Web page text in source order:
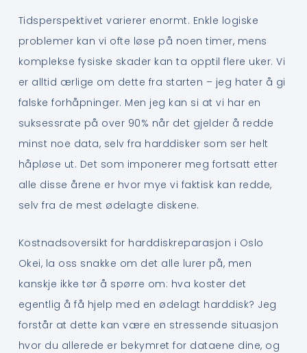
Tidsperspektivet varierer enormt. Enkle logiske
problemer kan vi ofte løse på noen timer, mens
komplekse fysiske skader kan ta opptil flere uker. Vi
er alltid ærlige om dette fra starten – jeg hater å gi
falske forhåpninger. Men jeg kan si at vi har en
suksessrate på over 90% når det gjelder å redde
minst noe data, selv fra harddisker som ser helt
håpløse ut. Det som imponerer meg fortsatt etter
alle disse årene er hvor mye vi faktisk kan redde,
selv fra de mest ødelagte diskene.
Kostnadsoversikt for harddiskreparasjon i Oslo
Okei, la oss snakke om det alle lurer på, men
kanskje ikke tør å spørre om: hva koster det
egentlig å få hjelp med en ødelagt harddisk? Jeg
forstår at dette kan være en stressende situasjon
hvor du allerede er bekymret for dataene dine, og